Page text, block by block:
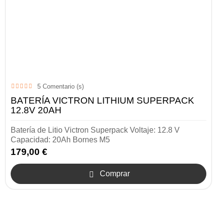
5 Comentario (s)
BATERÍA VICTRON LITHIUM SUPERPACK
12.8V 20AH
Batería de Litio Victron Superpack Voltaje: 12.8 V
Capacidad: 20Ah Bornes M5
179,00 €
 Comprar